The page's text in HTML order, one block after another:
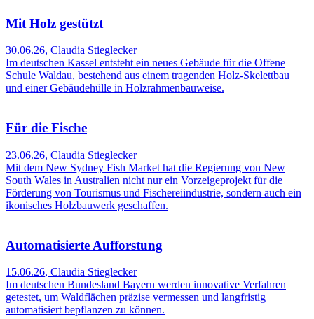
Mit Holz gestützt
30.06.26, Claudia Stieglecker
Im deutschen Kassel entsteht ein neues Gebäude für die Offene
Schule Waldau, bestehend aus einem tragenden Holz-Skelettbau
und einer Gebäudehülle in Holzrahmenbauweise.
Für die Fische
23.06.26, Claudia Stieglecker
Mit dem New Sydney Fish Market hat die Regierung von New
South Wales in Australien nicht nur ein Vorzeigeprojekt für die
Förderung von Tourismus und Fischereiindustrie, sondern auch ein
ikonisches Holzbauwerk geschaffen.
Automatisierte Aufforstung
15.06.26, Claudia Stieglecker
Im deutschen Bundesland Bayern werden innovative Verfahren
getestet, um Waldflächen präzise vermessen und langfristig
automatisiert bepflanzen zu können.